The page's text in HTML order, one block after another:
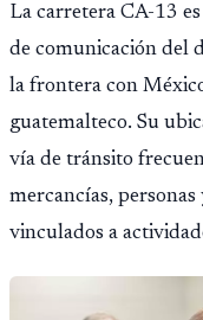
La carretera CA-13
de comunicación del
la frontera con
guatemalteco. Su
vía de tránsito
mercancías, personas
vinculados a